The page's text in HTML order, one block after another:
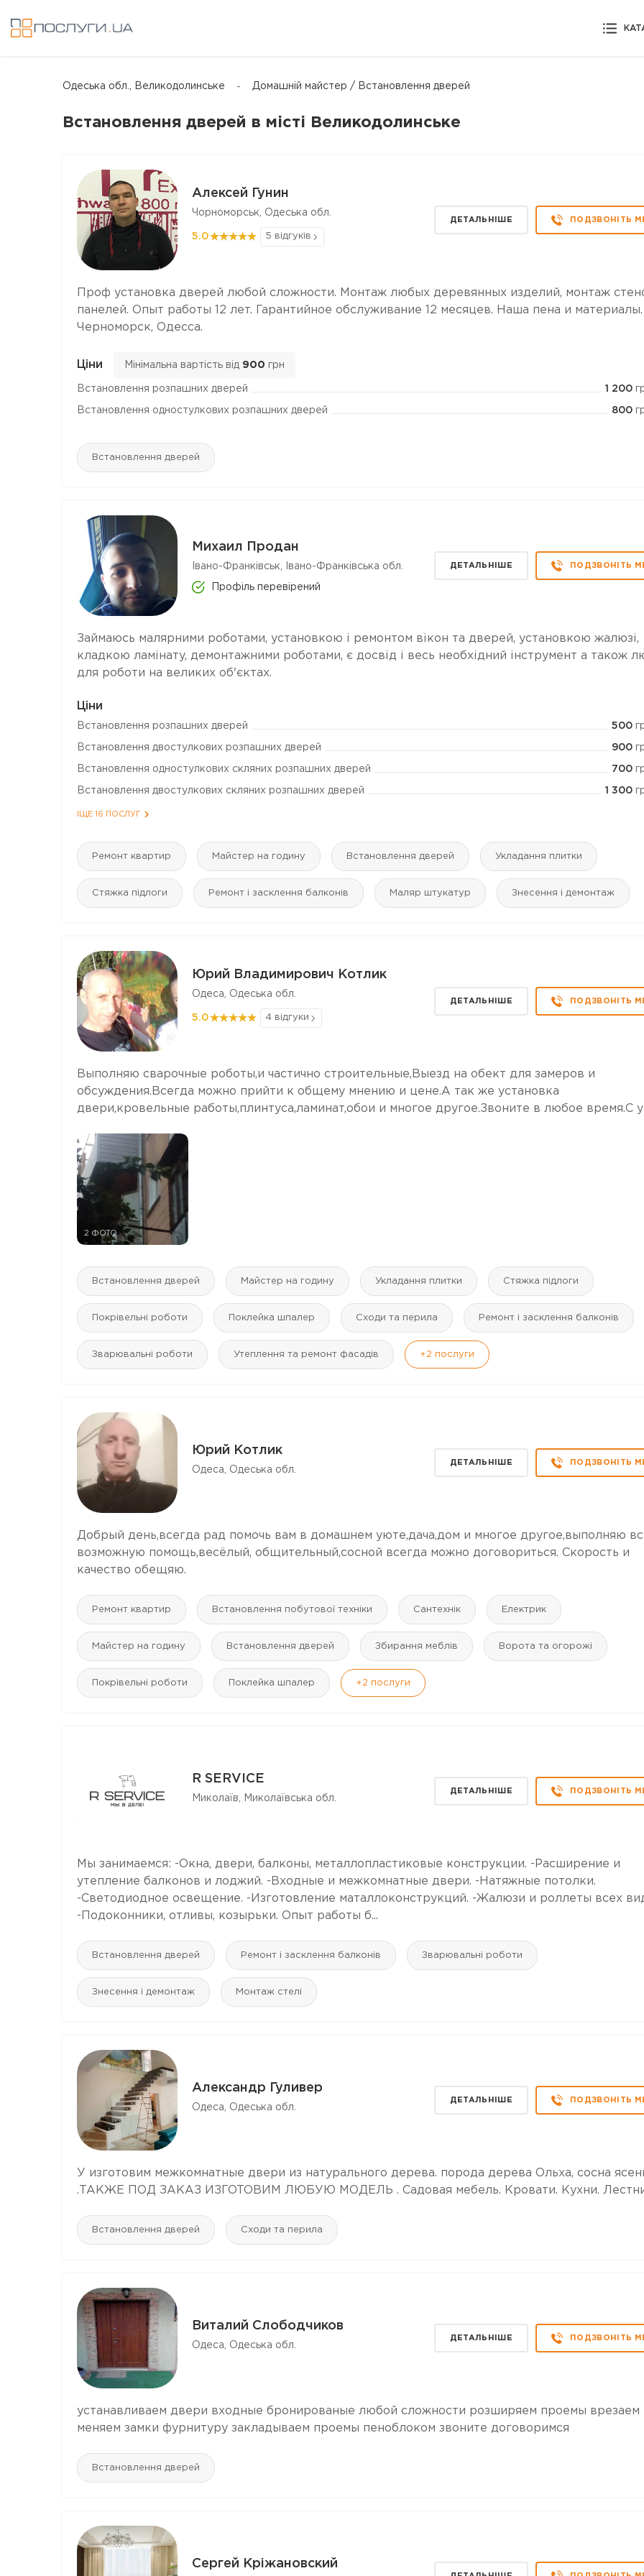
Одеська обл., Великодолинське Домашній майстер / Встановлення дверей
Встановлення дверей в місті Великодолинське
Алексей Гунин
Чорноморськ, Одеська обл.
5.0 5 відгуків
ДЕТАЛЬНІШЕ ПОДЗВОНІТЬ
Проф установка дверей любой сложности. Монтаж любых деревянных изделий, монтаж
панелей. Опыт работы 12 лет. Гарантийное обслуживание 12 месяцев. Наша пена и материалы.
Черноморск, Одесса.
Ціни Мінімальна вартість від 900 грн
Встановлення розпашних дверей 1 200
Встановлення одностулкових розпашних дверей 800
Встановлення дверей
Михаил Продан
Івано-Франківськ, Івано-Франківська обл.
Профіль перевірений
ДЕТАЛЬНІШЕ ПОДЗВОНІТЬ
Займаюсь малярними роботами, установкою і ремонтом вікон та дверей, установкою жалюзі,
кладкою ламінату, демонтажними роботами, є досвід і весь необхідний інструмент а також
для роботи на великих об'єктах.
Ціни
Встановлення розпашних дверей 500
Встановлення двостулкових розпашних дверей 900
Встановлення одностулкових скляних розпашних дверей 700
Встановлення двостулкових скляних розпашних дверей 1 300
ІЩЕ 16 ПОСЛУГ
Ремонт квартир Майстер на годину Встановлення дверей Укладання плитки
Стяжка підлоги Ремонт і засклення балконів Маляр штукатур Знесення і демонтаж
Юрий Владимирович Котлик
Одеса, Одеська обл.
5.0 4 відгуки
ДЕТАЛЬНІШЕ ПОДЗВОНІТЬ
Выполняю сварочные роботы,и частично строительные,Выезд на обект для замеров и
обсуждения.Всегда можно прийти к общему мнению и цене.А так же установка
двери,кровельные работы,плинтуса,ламинат,обои и многое другое.Звоните в любое время.С
2 ФОТО
Встановлення дверей Майстер на годину Укладання плитки Стяжка підлоги
Покрівельні роботи Поклейка шпалер Сходи та перила Ремонт і засклення балконів
Зварювальні роботи Утеплення та ремонт фасадів +2 послуги
Юрий Котлик
Одеса, Одеська обл.
ДЕТАЛЬНІШЕ ПОДЗВОНІТЬ
Добрый день,всегда рад помочь вам в домашнем уюте,дача,дом и многое другое,выполняю
возможную помощь,весёлый, общительный,сосной всегда можно договориться. Скорость и
качество обещяю.
Ремонт квартир Встановлення побутової техніки Сантехнік Електрик
Майстер на годину Встановлення дверей Збирання меблів Ворота та огорожі
Покрівельні роботи Поклейка шпалер +2 послуги
R SERVICE
Миколаїв, Миколаївська обл.
ДЕТАЛЬНІШЕ ПОДЗВОНІТЬ
Мы занимаемся: -Окна, двери, балконы, металлопластиковые конструкции. -Расширение и
утепление балконов и лоджий. -Входные и межкомнатные двери. -Натяжные потолки.
-Светодиодное освещение. -Изготовление маталлоконструкций. -Жалюзи и роллеты всех
-Подоконники, отливы, козырьки. Опыт работы б...
Встановлення дверей Ремонт і засклення балконів Зварювальні роботи
Знесення і демонтаж Монтаж стелі
Александр Гуливер
Одеса, Одеська обл.
ДЕТАЛЬНІШЕ ПОДЗВОНІТЬ
У изготовим межкомнатные двери из натурального дерева. порода дерева Ольха, сосна
.ТАКЖЕ ПОД ЗАКАЗ ИЗГОТОВИМ ЛЮБУЮ МОДЕЛЬ . Садовая мебель. Кровати. Кухни.
Встановлення дверей Сходи та перила
Виталий Слободчиков
Одеса, Одеська обл.
ДЕТАЛЬНІШЕ ПОДЗВОНІТЬ
устанавливаем двери входные бронированые любой сложности розширяем проемы врезаем
меняем замки фурнитуру закладываем проемы пеноблоком звоните договоримся
Встановлення дверей
Сергей Кріжановский